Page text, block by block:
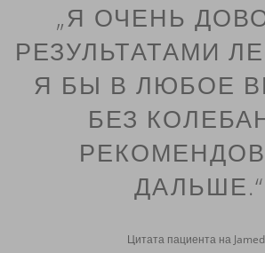
„Я ОЧЕНЬ
РЕЗУЛЬТАТАМИ
Я БЫ В ЛЮБОЕ
БЕЗ
ДАЛЬШЕ.“
Цитата пациента на